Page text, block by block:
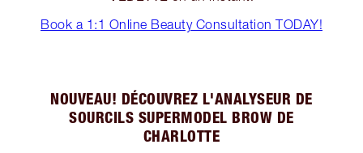
Book a 1:1 Online Beauty Consultation TODAY!
NOUVEAU! DÉCOUVREZ L'ANALYSEUR DE
SOURCILS SUPERMODEL BROW DE
CHARLOTTE